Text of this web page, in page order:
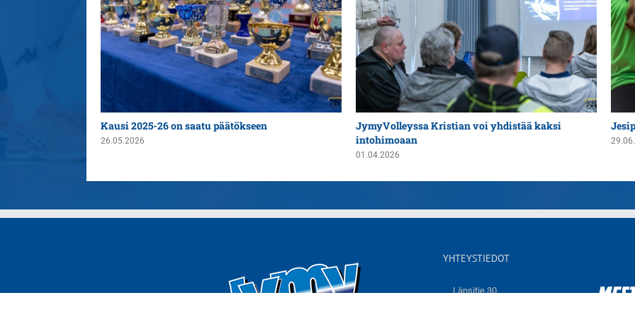
Kausi 2025-26 on saatu päätökseen
26.05.2026
JymyVolleyssa Kristian voi yhdistää kaksi
intohimoaan
01.04.2026
YHTEYSTIEDOT
Länsitie 30,